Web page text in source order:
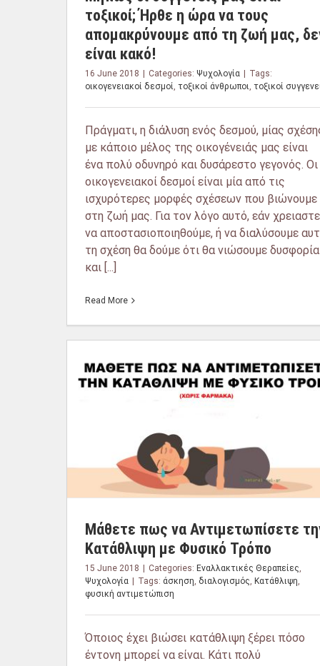
τοξικοί; Ήρθε η ώρα να τους
απομακρύνουμε από τη ζωή μας,
είναι κακό!
16 June 2018 | Categories: Ψυχολογία | Tags:
οικογενειακοί δεσμοί, τοξικοί άνθρωποι, τοξικοί
Πράγματι, η διάλυση ενός δεσμού, μίας
με κάποιο μέλος της οικογένειάς μας είναι
ένα πολύ οδυνηρό και δυσάρεστο γεγονός. Οι
οικογενειακοί δεσμοί είναι μία από τις
ισχυρότερες μορφές σχέσεων που βιώνουμε
στη ζωή μας. Για τον λόγο αυτό, εάν
να αποστασιοποιηθούμε, ή να διαλύσουμε
τη σχέση θα δούμε ότι θα νιώσουμε δυσφορία
και [...]
Read More
Μάθετε πως να Αντιμετωπίσετε
Κατάθλιψη με Φυσικό Τρόπο
15 June 2018 | Categories: Εναλλακτικές Θεραπείες
Ψυχολογία | Tags: άσκηση διαλογισμός Κατάθλιψη
φυσική αντιμετώπιση
Όποιος έχει βιώσει κατάθλιψη ξέρει πόσο
έντονη μπορεί να είναι. Κάτι πολύ